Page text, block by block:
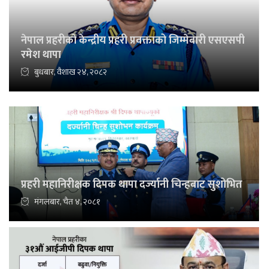
नेपाल प्रहरीको केन्द्रीय प्रहरी प्रवक्ताको जिम्मेबारी एसएसपी
रमेश थापा
बुधबार, वैशाख २४, २०८२
प्रहरी महानिरीक्षक दिपक थापा दर्ज्यानी चिन्हबाट सुशोभित
मंगलबार, चैत ४, २०८१